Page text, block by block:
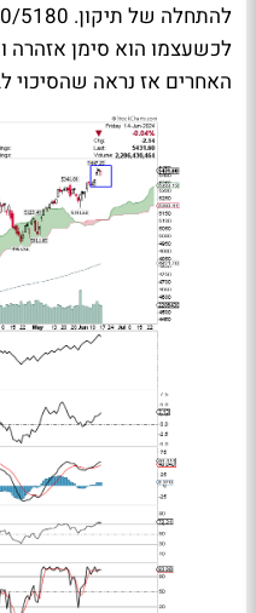
לכשעצמו הוא סימן אזהרה
האחרים אז נראה שהסיכוי